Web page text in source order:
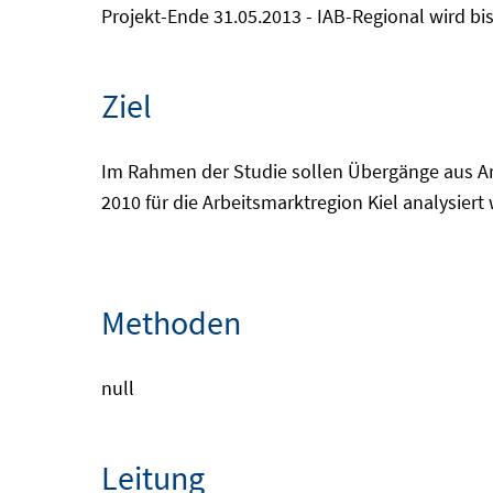
Projekt-Ende 31.05.2013 - IAB-Regional wird
Ziel
Im Rahmen der Studie sollen Übergänge aus
2010 für die Arbeitsmarktregion Kiel
Methoden
null
Leitung